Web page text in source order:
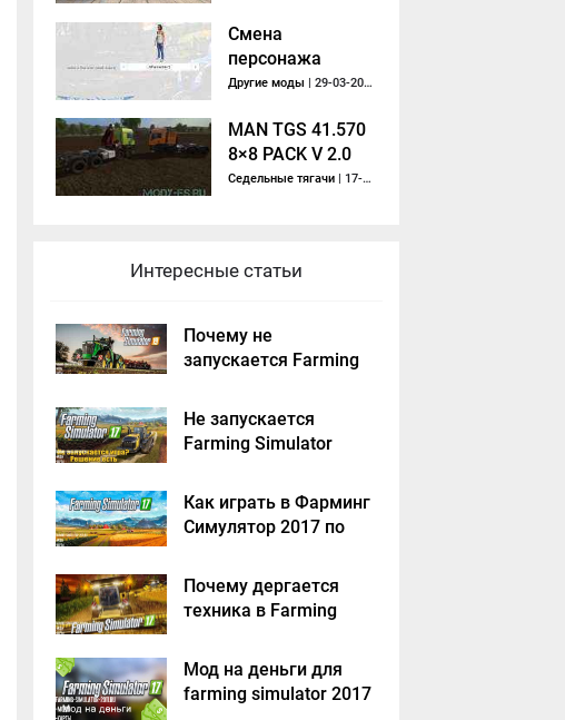
Смена
персонажа
Другие моды | 29-03-2016, 11:08
MAN TGS 41.570
8×8 PACK V 2.0
MULTICOLOR
Седельные тягачи | 17-01-2017, 16:55
Интересные статьи
Почему не
запускается Farming
решение
Не запускается
Farming Simulator
Как играть в Фарминг
Симулятор 2017 по
Почему дергается
техника в Farming
Мод на деньги для
farming simulator 2017